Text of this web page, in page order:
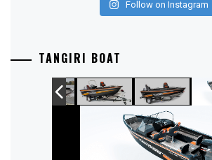
Follow on Instagram
TANGIRI BOAT